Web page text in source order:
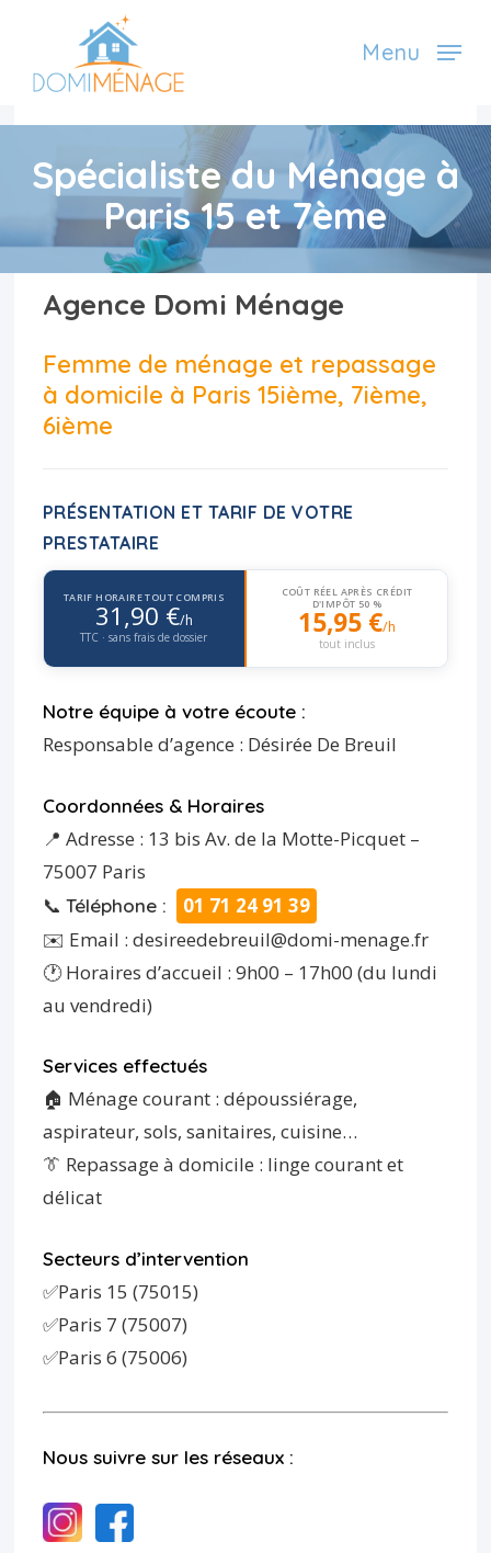
main
content
Menu
Spécialiste du Ménage à
Paris 15 et 7ème
Agence Domi Ménage
Femme de ménage et repassage
à domicile à Paris 15ième, 7ième,
6ième
PRÉSENTATION ET TARIF DE VOTRE
PRESTATAIRE
TARIF HORAIRE TOUT COMPRIS
31,90 €/h
TTC · sans frais de dossier
COÛT RÉEL APRÈS CRÉDIT
D'IMPÔT 50 %
15,95 €/h
tout inclus
Notre équipe à votre écoute :
Responsable d’agence : Désirée De Breuil
Coordonnées & Horaires
📍 Adresse : 13 bis Av. de la Motte-Picquet –
75007 Paris
📞 Téléphone :
01 71 24 91 39
✉️ Email : desireedebreuil@domi-menage.fr
🕐 Horaires d’accueil : 9h00 – 17h00 (du lundi
au vendredi)
Services effectués
🏠 Ménage courant : dépoussiérage,
aspirateur, sols, sanitaires, cuisine…
👔 Repassage à domicile : linge courant et
délicat
Secteurs d’intervention
✅Paris 15 (75015)
✅Paris 7 (75007)
✅Paris 6 (75006)
Nous suivre sur les réseaux :